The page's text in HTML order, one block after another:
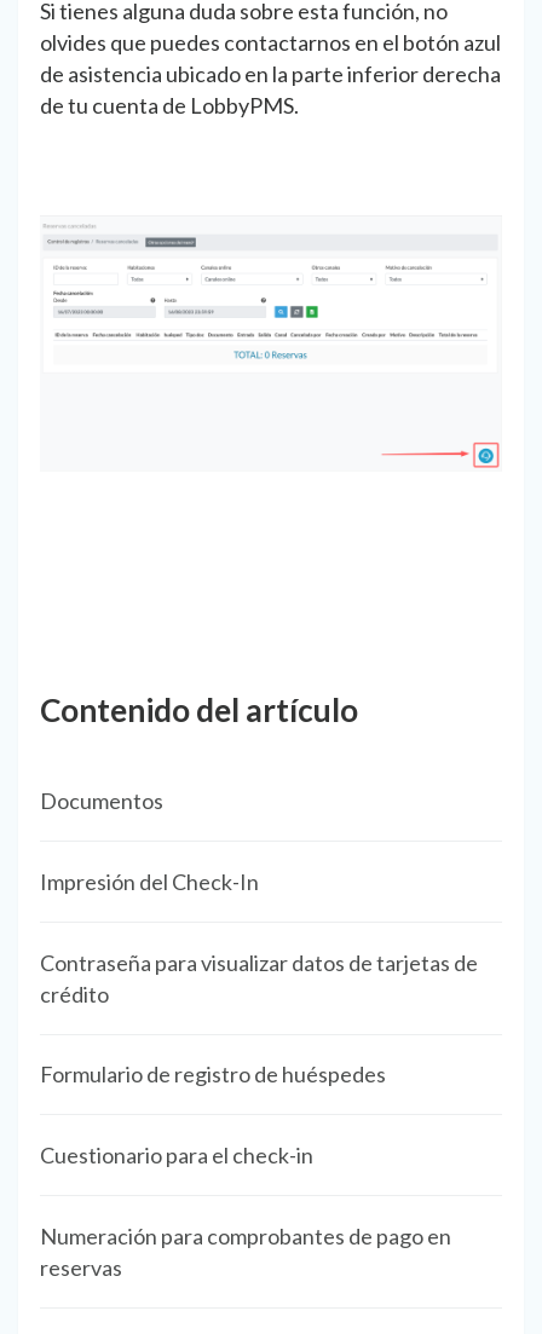
Si tienes alguna duda sobre esta función, no
olvides que puedes contactarnos en el botón azul
de asistencia ubicado en la parte inferior derecha
de tu cuenta de LobbyPMS.
Contenido del artículo
Documentos
Impresión del Check-In
Contraseña para visualizar datos de tarjetas de
crédito
Formulario de registro de huéspedes
Cuestionario para el check-in
Numeración para comprobantes de pago en
reservas